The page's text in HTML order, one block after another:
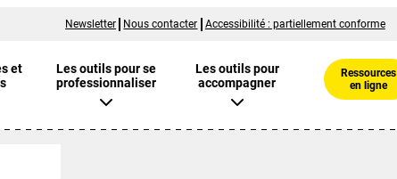
Newsletter Nous contacter Accessibilité : partiellement conforme
et
Les outils pour se
professionnaliser
Les outils pour
accompagner
Ressources
en ligne